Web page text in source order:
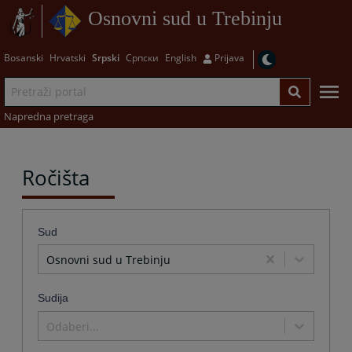
Osnovni sud u Trebinju
Bosanski Hrvatski Srpski Српски English Prijava
Napredna pretraga
Ročišta
Sud
Osnovni sud u Trebinju
Sudija
Odaberi...